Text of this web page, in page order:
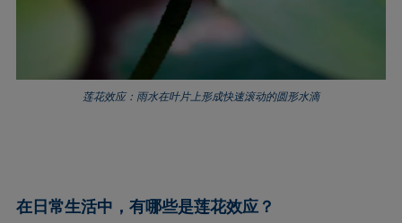
莲花效应：雨水在叶片上形成快速滚动的圆形水滴
在日常生活中，有哪些是莲花效应？